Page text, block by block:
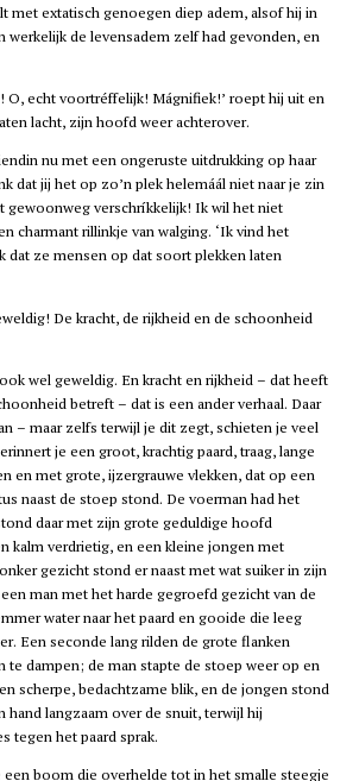
met extatisch genoegen diep adem, alsof hij in
werkelijk de levensadem zelf had gevonden, en
O, echt voortréffelijk! Mágnifiek!’ roept hij uit en
lacht, zijn hoofd weer achterover.
nu met een ongeruste uitdrukking op haar
dat jij het op zo’n plek helemáál niet naar je zin
gewoonweg verschríkkelijk! Ik wil het niet
charmant rillinkje van walging. ‘Ik vind het
dat ze mensen op dat soort plekken laten
De kracht, de rijkheid en de schoonheid
wel geweldig. En kracht en rijkheid – dat heeft
betreft – dat is een ander verhaal. Daar
– maar zelfs terwijl je dit zegt, schieten je veel
je een groot, krachtig paard, traag, lange
en met grote, ijzergrauwe vlekken, dat op een
naast de stoep stond. De voerman had het
daar met zijn grote geduldige hoofd
kalm verdrietig, en een kleine jongen met
gezicht stond er naast met wat suiker in zijn
man met het harde gegroefd gezicht van de
water naar het paard en gooide die leeg
Een seconde lang rilden de grote flanken
te dampen; de man stapte de stoep weer op en
scherpe, bedachtzame blik, en de jongen stond
hand langzaam over de snuit, terwijl hij
tegen het paard sprak.
een boom die overhelde tot in het smalle steegje